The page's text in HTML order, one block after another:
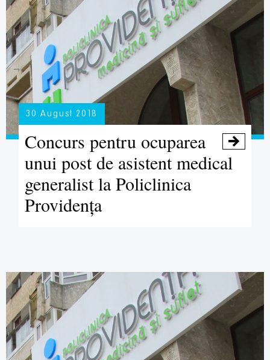
30 August 2018

Concurs pentru ocuparea
unui post de asistent medical
generalist la Policlinica
Providența